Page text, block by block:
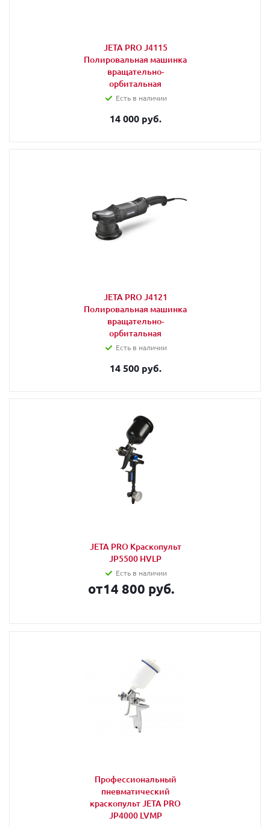
JETA PRO J4115
Полировальная машинка
вращательно-
орбитальная
Есть в наличии
14 000 руб.
JETA PRO J4121
Полировальная машинка
вращательно-
орбитальная
Есть в наличии
14 500 руб.
JETA PRO Краскопульт
JP5500 HVLP
Есть в наличии
от14 800 руб.
Профессиональный
пневматический
краскопульт JETA PRO
JP4000 LVMP